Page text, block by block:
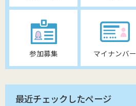
参加募集 マイナンバー
最近チェックしたページ